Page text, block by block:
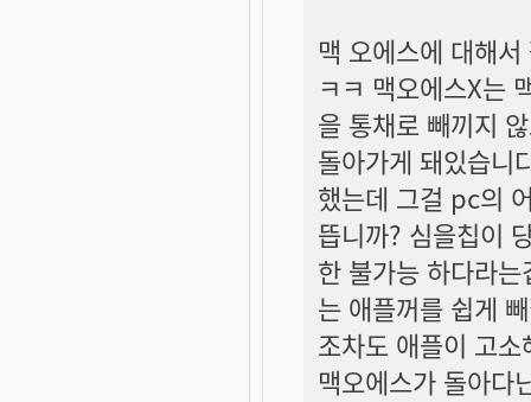
맥 오에스에 대해
ㅋㅋ 맥오에스X는
을 통채로 빼끼지
돌아가게 돼있습니
했는데 그걸 pc의
뜹니까? 심을칩이
한 불가능 하다라
는 애플꺼를 쉽게
조차도 애플이 고
맥오에스가 돌아다